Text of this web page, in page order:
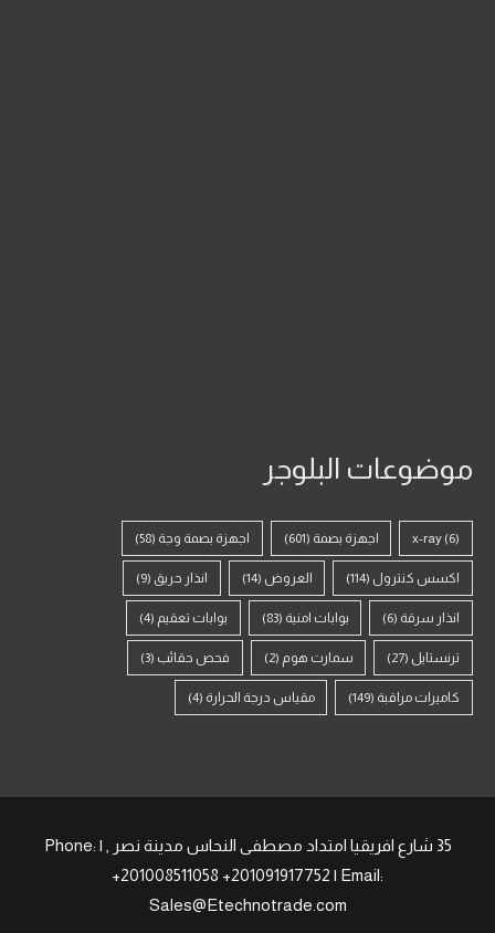
موضوعات البلوجر
x-ray (6) اجهزة بصمة (601) اجهزة بصمة وجة (58)
اكسس كنترول (114) العروض (14) انذار حريق (9)
انذار سرقة (6) بوابات امنية (83) بوابات تعقيم (4)
ترنستايل (27) سمارت هوم (2) فحص حقائب (3)
كاميرات مراقبة (149) مقياس درجة الحرارة (4)
35 شارع افريقيا امتداد مصطفى النحاس مدينة نصر , | Phone:
+201008511058 +201091917752 | Email:
Sales@Etechnotrade.com